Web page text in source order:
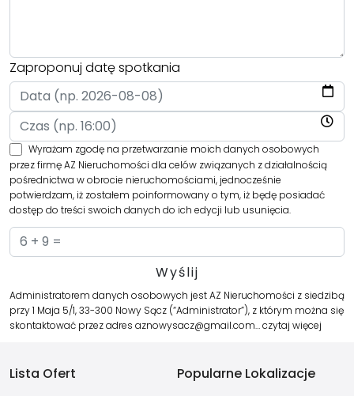
Zaproponuj datę spotkania
Wyrażam zgodę na przetwarzanie moich danych osobowych
przez firmę AZ Nieruchomości dla celów związanych z działalnością
pośrednictwa w obrocie nieruchomościami, jednocześnie
potwierdzam, iż zostałem poinformowany o tym, iż będę posiadać
dostęp do treści swoich danych do ich edycji lub usunięcia.
Administratorem danych osobowych jest AZ Nieruchomości z siedzibą
przy 1 Maja 5/1, 33-300 Nowy Sącz (“Administrator”), z którym można się
skontaktować przez adres aznowysacz@gmail.com…czytaj więcej
Lista Ofert
Popularne Lokalizacje